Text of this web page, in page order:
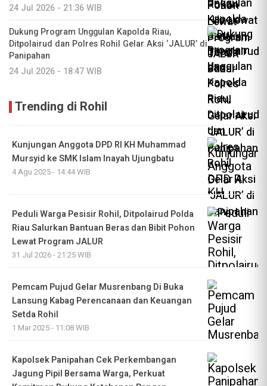
24 Jul 2026 - 21:36 WIB
Dukung Program Unggulan Kapolda Riau,
Ditpolairud dan Polres Rohil Gelar Aksi ‘JALUR’ di
Panipahan
24 Jul 2026 - 18:47 WIB
Trending di Rohil
Kunjungan Anggota DPD RI KH Muhammad
Mursyid ke SMK Islam Inayah Ujungbatu
4 Agu 2025 - 14:44 WIB
Peduli Warga Pesisir Rohil, Ditpolairud Polda
Riau Salurkan Bantuan Beras dan Bibit Pohon
Lewat Program JALUR
31 Jul 2026 - 21:25 WIB
Pemcam Pujud Gelar Musrenbang Di Buka
Lansung Kabag Perencanaan dan Keuangan
Setda Rohil
1 Mar 2025 - 11:08 WIB
Kapolsek Panipahan Cek Perkembangan
Jagung Pipil Bersama Warga, Perkuat